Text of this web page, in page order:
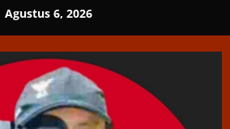
Agustus 6, 2026